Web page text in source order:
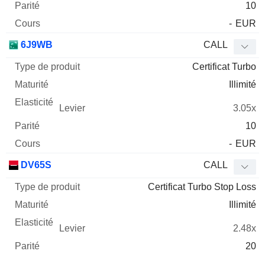
10
- EUR
6J9WB CALL
Certificat Turbo
Illimité
3.05x
10
- EUR
DV65S CALL
Certificat Turbo Stop Loss
Illimité
2.48x
20